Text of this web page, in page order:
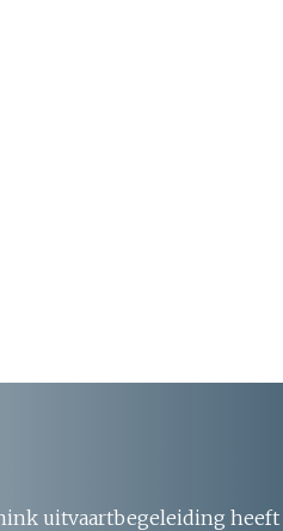
uitvaartbegeleiding